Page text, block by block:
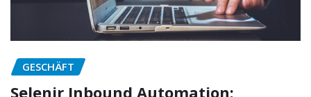
GESCHÄFT
Selenir Inbound Automation: